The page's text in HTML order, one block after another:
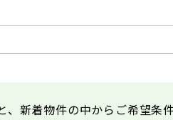
、新着物件の中からご希望条